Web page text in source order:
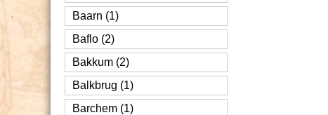
Baarn (1)
Baflo (2)
Bakkum (2)
Balkbrug (1)
Barchem (1)